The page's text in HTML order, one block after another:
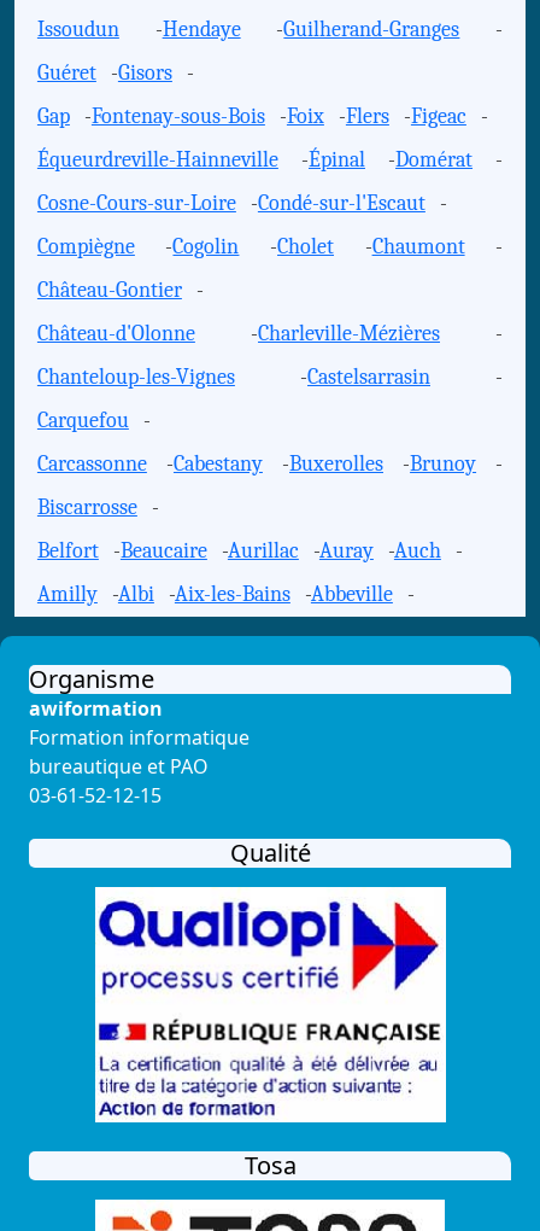
Issoudun-Hendaye-Guilherand-Granges -
Guéret-Gisors-
Gap-Fontenay-sous-Bois-Foix-Flers-Figeac -
Équeurdreville-Hainneville-Épinal-Domérat -
Cosne-Cours-sur-Loire-Condé-sur-l'Escaut-
Compiègne-Cogolin -Cholet -Chaumont-
Château-Gontier-
Château-d'Olonne-Charleville-Mézières -
Chanteloup-les-Vignes-Castelsarrasin -
Carquefou-
Carcassonne-Cabestany-Buxerolles -Brunoy -
Biscarrosse-
Belfort-Beaucaire-Aurillac -Auray-Auch-
Amilly-Albi-Aix-les-Bains-Abbeville-
Organisme
awiformation
Formation informatique
bureautique et PAO
03-61-52-12-15
Qualité
Tosa